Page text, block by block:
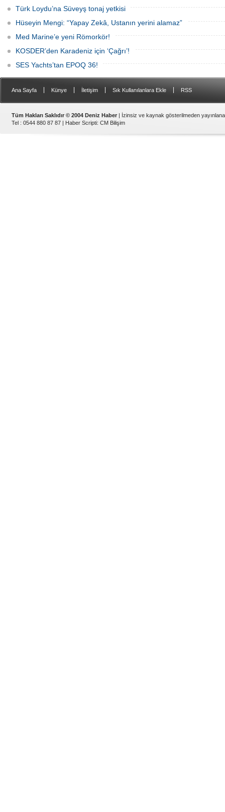
Türk Loydu’na Süveyş tonaj yetkisi
Hüseyin Mengi: “Yapay Zekâ, Ustanın yerini alamaz”
Med Marine’e yeni Römorkör!
KOSDER’den Karadeniz için ‘Çağrı’!
SES Yachts’tan EPOQ 36!
Ana Sayfa Künye İletişim Sık Kullanılanlara Ekle RSS
Tüm Hakları Saklıdır © 2004 Deniz Haber | İzinsiz ve kaynak gösterilmeden
Tel : 0544 880 87 87 | Haber Scripti: CM Bilişim